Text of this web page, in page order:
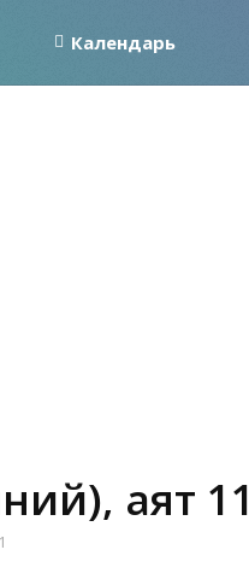
Календарь
аят 11